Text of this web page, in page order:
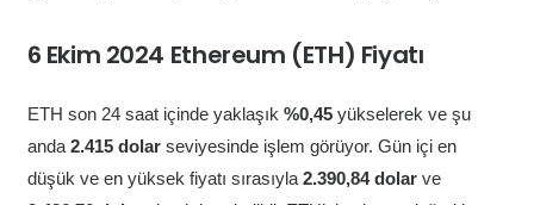
6 Ekim 2024 Ethereum (ETH) Fiyatı
ETH son 24 saat içinde yaklaşık %0,45yükselerek ve şu
anda 2.415 dolarseviyesinde işlem görüyor. Gün içi en
düşük ve en yüksek fiyatı sırasıyla 2.390,84 dolar ve